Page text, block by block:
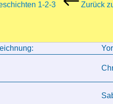
1-2-3 Zurück